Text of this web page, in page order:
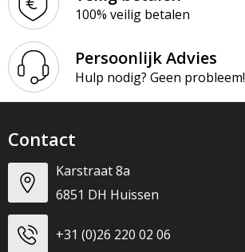
T-Shirts
Vesten
Schorten en Sloven
Sweaters
T-Shirts
Veiligheidsvesten en Veiligheidshesjes
Vesten
Werkkleding sets
100% veilig betalen
Persoonlijk Advies
Hulp nodig? Geen probleem!
Contact
Karstraat 8a
6851 DH Huissen
+31 (0)26 220 02 06